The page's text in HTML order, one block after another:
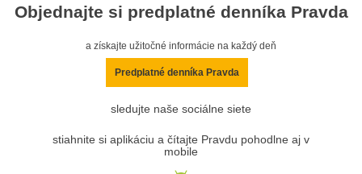
Objednajte si predplatné denníka Pravda
a získajte užitočné informácie na každý deň
Predplatné denníka Pravda
sledujte naše sociálne siete
stiahnite si aplikáciu a čítajte Pravdu pohodlne aj v
mobile